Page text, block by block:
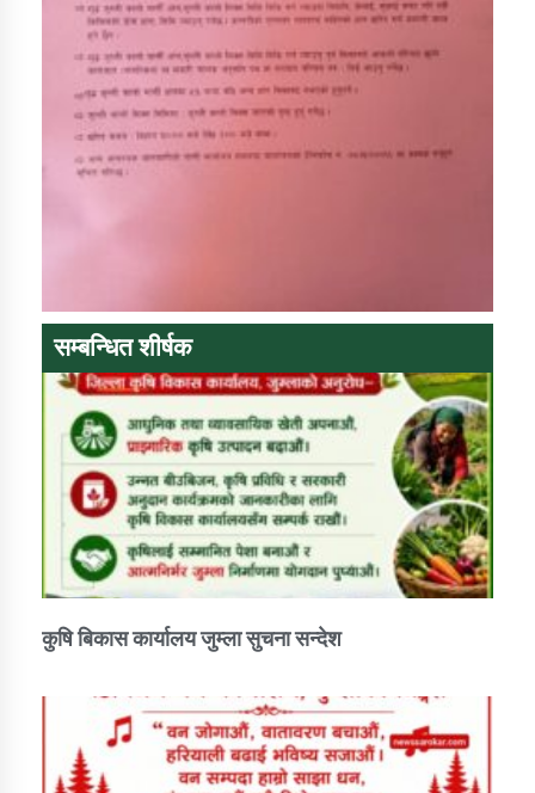
कार्यक्रम कार्यान्वयन एकाई जुम्लाको सुचना
कर्णाली प्राविधि शिक्षालय जुम्लाको सुचना
सम्बन्धित शीर्षक
कुषि बिकास कार्यालय जुम्ला सुचना सन्देश